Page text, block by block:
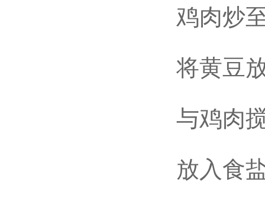
鸡肉炒至
将黄豆放
与鸡肉搅
放入食盐